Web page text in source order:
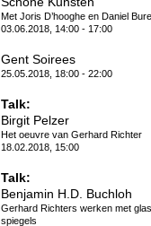
Met Joris D’hooghe en Daniel
03.06.2018, 14:00 - 17:00
Gent Soirees
25.05.2018, 18:00 - 22:00
Talk:
Birgit Pelzer
Het oeuvre van Gerhard Richter
18.02.2018, 15:00
Talk:
Benjamin H.D. Buchloh
Gerhard Richters werken met
spiegels